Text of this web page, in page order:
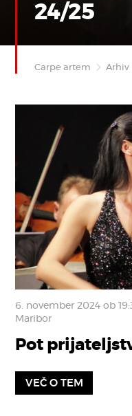
24/25
Carpe artem Arhiv
6. november 2024 ob
Maribor
Pot
VEČ O TEM